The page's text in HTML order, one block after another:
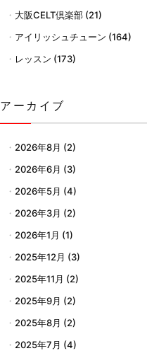
大阪CELT倶楽部 (21)
アイリッシュチューン (164)
レッスン (173)
アーカイブ
2026年8月 (2)
2026年6月 (3)
2026年5月 (4)
2026年3月 (2)
2026年1月 (1)
2025年12月 (3)
2025年11月 (2)
2025年9月 (2)
2025年8月 (2)
2025年7月 (4)